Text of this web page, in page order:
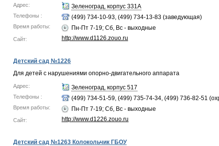
Адрес: Зеленоград, корпус 331А
Телефоны : (499) 734-10-93, (499) 734-13-83 (заведующая)
Время работы: Пн-Пт 7-19; Сб, Вс - выходные
Сайт: http://www.d1126.zouo.ru
Детский сад №1226
Для детей с нарушениями опорно-двигательного аппарата
Адрес: Зеленоград, корпус 517
Телефоны : (499) 734-51-59, (499) 735-74-34, (499) 736-82-51
Время работы: Пн-Пт 7-19; Сб, Вс - выходные
Сайт: http://www.d1226.zouo.ru
Детский сад №1263 Колокольчик ГБОУ